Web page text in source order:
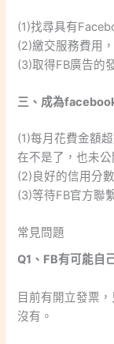
(1)找尋具有
(2)繳交服務費用
(3)取得FB廣告的
三、成為
(1)每月花費金額
在不是了，也未公
(2)良好的信用分
(3)等待FB官方聯
常見問題
Q1、FB有可能自
目前有開立發票
沒有。